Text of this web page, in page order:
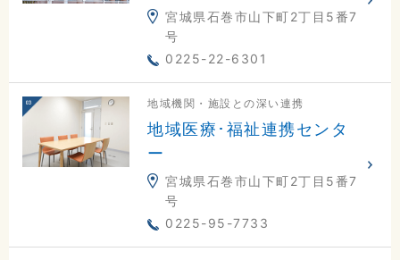
宮城県石巻市山下町2丁目5番7
号
0225-22-6301
地域機関・施設との深い連携
地域医療･福祉連携センタ
ー
宮城県石巻市山下町2丁目5番7
号
0225-95-7733